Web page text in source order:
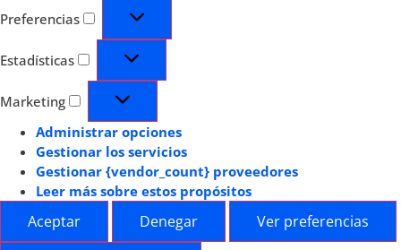
Preferencias
Estadísticas
Marketing
Administrar opciones
Gestionar los servicios
Gestionar {vendor_count} proveedores
Leer más sobre estos propósitos
Aceptar Denegar Ver preferencias